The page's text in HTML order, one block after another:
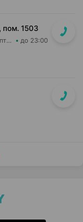
пом. 1503
Аптека Бережливых №2 Пилюля ООО Аптека до 23:00